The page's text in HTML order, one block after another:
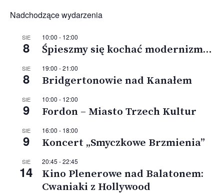
Nadchodzące wydarzenia
SIE
8
10:00 - 12:00
Śpieszmy się kochać modernizm…
SIE
8
19:00 -21:00
Bridgertonowie nad Kanałem
SIE
9
10:00 - 12:00
Fordon – Miasto Trzech Kultur
SIE
9
16:00 - 18:00
Koncert „Smyczkowe Brzmienia”
SIE
14
20:45 -22:45
Kino Plenerowe nad Balatonem:
Cwaniaki z Hollywood